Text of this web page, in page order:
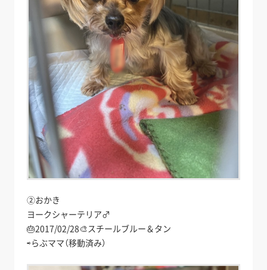
②おかき
ヨークシャーテリア♂
🎂2017/02/28🎨スチールブルー＆タン
⇨らぶママ（移動済み）